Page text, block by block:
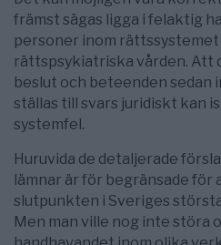
främst sägas ligga i felaktig
personer inom rättssystemet
rättspsykiatriska vården. Att
beslut och beteenden sedan
ställas till svars juridiskt kan
systemfel.
Huruvida de detaljerade
lämnar är för begränsade för
slutpunkten i Sveriges
Men man ville nog inte störa